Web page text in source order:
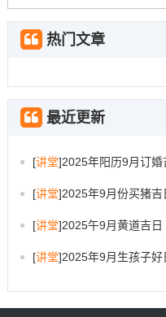
取合适的场合跟方式进行
要学会达到要求吸引力，
自己的优点与潜力，让摩
热门文章
最近更新
[讲堂]2025年阳历9月订
[讲堂]2025年9月份买猪
[讲堂]2025午9月黄道吉
[讲堂]2025年9月生孩子